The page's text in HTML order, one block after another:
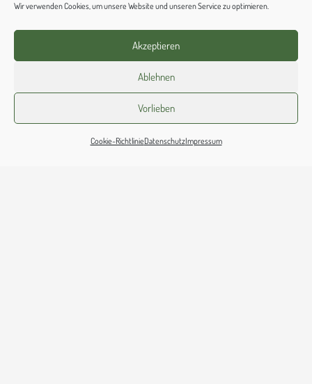
Wir verwenden Cookies, um unsere Website und unseren Service zu optimieren.
Akzeptieren
Ablehnen
Vorlieben
Cookie-RichtlinieDatenschutzImpressum
Wellendorf
Barbarastraße 4
49176 Hilter-Wellendorf